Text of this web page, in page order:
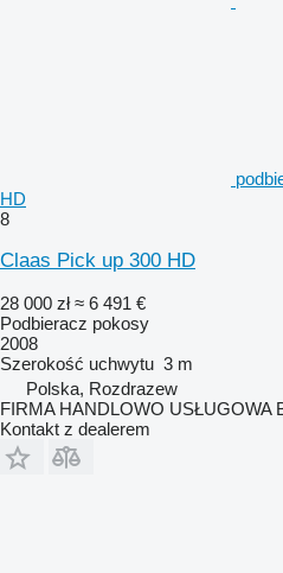
HD
8
Claas Pick up 300 HD
28 000 zł ≈ 6 491 €
Podbieracz pokosy
2008
Szerokość uchwytu 3 m
Polska, Rozdrazew
FIRMA HANDLOWO USŁUGOWA
Kontakt z dealerem